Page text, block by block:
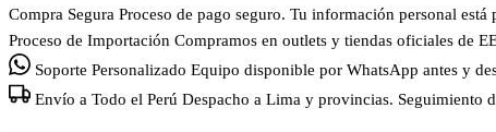
Compra Segura Proceso de pago seguro. Tu información personal
Proceso de Importación Compramos en outlets y tiendas oficiales de
Soporte Personalizado Equipo disponible por WhatsApp antes y
Envío a Todo el Perú Despacho a Lima y provincias. Seguimiento